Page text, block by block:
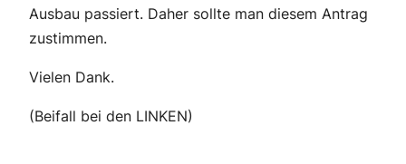
Ausbau passiert. Daher sollte man diesem Antrag
zustimmen.
Vielen Dank.
(Beifall bei den LINKEN)